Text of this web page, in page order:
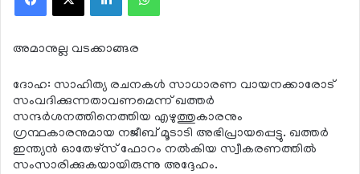
അമാനുല്ല വടക്കാങ്ങര
ദോഹ: സാഹിത്യ രചനകള്‍ സാധാരണ വായനക്കാരോട്
സംവദിക്കുന്നതാവണമെന്ന് ഖത്തര്‍
സന്ദര്‍ശനത്തിനെത്തിയ എഴുത്തുകാരനും
ഗ്രന്ഥകാരനുമായ നജീബ് മൂടാടി അഭിപ്രായപ്പെട്ടു. ഖത്തര്‍
ഇന്ത്യന്‍ ഓതേഴ്‌സ് ഫോറം നല്‍കിയ സ്വീകരണത്തില്‍
സംസാരിക്കുകയായിരുന്നു അദ്ദേഹം.